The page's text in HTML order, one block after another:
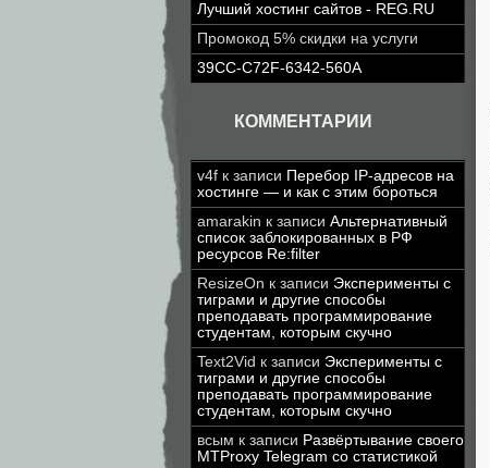
Лучший хостинг сайтов - REG.RU
Промокод 5% скидки на услуги
39CC-C72F-6342-560A
КОММЕНТАРИИ
v4f к записи Перебор IP-адресов на
хостинге — и как с этим бороться
amarakin к записи Альтернативный
список заблокированных в РФ
ресурсов Re:filter
ResizeOn к записи Эксперименты с
тиграми и другие способы
преподавать программирование
студентам, которым скучно
Text2Vid к записи Эксперименты с
тиграми и другие способы
преподавать программирование
студентам, которым скучно
всым к записи Развёртывание своего
MTProxy Telegram со статистикой